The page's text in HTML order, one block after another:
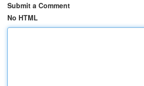
Submit a Comment
No HTML